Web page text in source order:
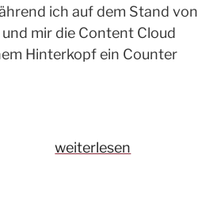
ich auf dem Stand von
mir die Content Cloud
Hinterkopf ein Counter
„#OMR19:
weiterlesen